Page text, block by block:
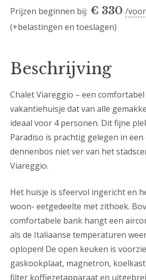
Prijzen beginnen bij: € 330
(+belastingen en toeslagen)
Beschrijving
Chalet Viareggio – een
vakantiehuisje dat van alle
ideaal voor 4 personen. Dit fijne
Paradiso is prachtig gelegen in
dennenbos niet ver van het
Viareggio.
Het huisje is sfeervol ingericht en
woon- eetgedeelte met zithoek.
comfortabele bank hangt een
als de Italiaanse temperaturen
oplopen! De open keuken is
gaskookplaat, magnetron,
filter koffiezetapparaat en